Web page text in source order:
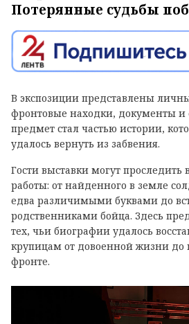
Потерянные судьбы
В экспозиции представлены
фронтовые находки, документы
предмет стал частью истории,
удалось вернуть из забвения.
Гости выставки могут проследить
работы: от найденного в земле
едва различимыми буквами до
родственниками бойца. Здесь
тех, чьи биографии удалось
крупицам от довоенной жизни до
фронте.